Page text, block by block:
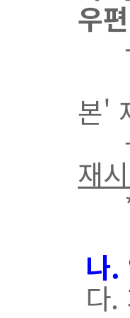
우
-
*
본'
재
*
나.
다